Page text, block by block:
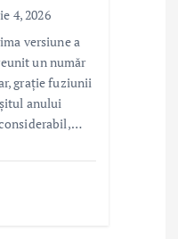
4, 2026
versiune a
un număr
grație fuziunii
anului